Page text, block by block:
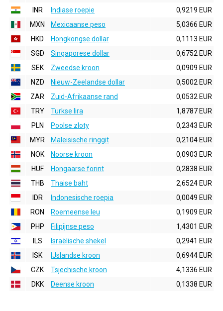
INR
Indiase roepie
0,9219 EUR
MXN
Mexicaanse peso
5,0366 EUR
HKD
Hongkongse dollar
0,1113 EUR
SGD
Singaporese dollar
0,6752 EUR
SEK
Zweedse kroon
0,0909 EUR
NZD
Nieuw-Zeelandse dollar
0,5002 EUR
ZAR
Zuid-Afrikaanse rand
0,0532 EUR
TRY
Turkse lira
1,8787 EUR
PLN
Poolse zloty
0,2343 EUR
MYR
Maleisische ringgit
0,2104 EUR
NOK
Noorse kroon
0,0903 EUR
HUF
Hongaarse forint
0,2838 EUR
THB
Thaise baht
2,6524 EUR
IDR
Indonesische roepia
0,0049 EUR
RON
Roemeense leu
0,1909 EUR
PHP
Filipijnse peso
1,4301 EUR
ILS
Israëlische shekel
0,2941 EUR
ISK
IJslandse kroon
0,6944 EUR
CZK
Tsjechische kroon
4,1336 EUR
DKK
Deense kroon 0,1338 EUR